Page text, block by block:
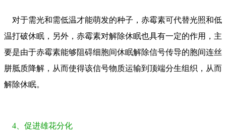
对于需光和需低温才能萌发的种子，赤霉素可代替光照和低
温打破休眠，另外，赤霉素对解除休眠也具有一定的作用，主
要是由于赤霉素能够阻碍细胞间休眠解除信号传导的胞间连丝
胼胝质降解，从而使得该信号物质运输到顶端分生组织，从而
解除休眠。
4、促进雄花分化